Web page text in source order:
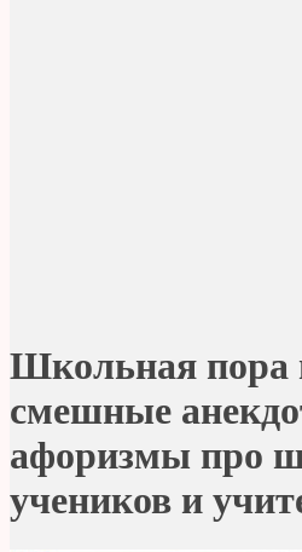
Школьная пора
смешные
афоризмы про
учеников и